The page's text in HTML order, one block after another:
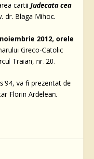
cartii Judecata cea
dr. Blaga Mihoc.
2012, orele
Greco-Catolic
Traian, nr. 20.
va fi prezentat de
Florin Ardelean.